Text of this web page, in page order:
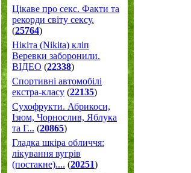
Цікаве про секс. Факти та
рекорди світу сексу.
(25764)
Нікіта (Nikita) кліп
Веревки заборонили.
ВІДЕО (22338)
Спортивні автомобілі
екстра-класу (22135)
Cухофрукти. Абрикоси,
Ізюм, Чорнослив, Яблука
та Г... (20865)
Гладка шкіра обличчя:
лікування вугрів
(постакне).... (20251)